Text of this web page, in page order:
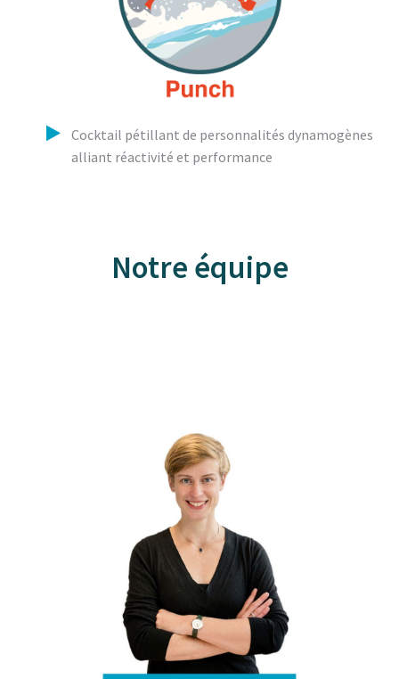
Cocktail pétillant de personnalités dynamogènes
alliant réactivité et performance
Notre équipe